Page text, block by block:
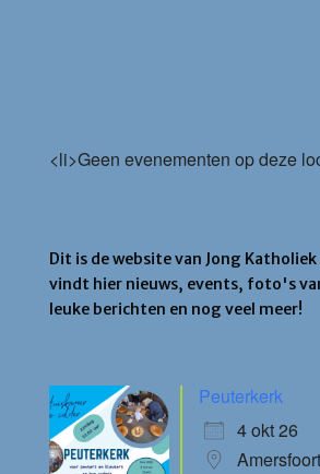
<li>Geen evenementen op deze
Dit is de website van Jong
vindt hier nieuws, events, foto's
leuke berichten en nog veel meer!
Peuterkerk
4 okt 26
Amersfoort